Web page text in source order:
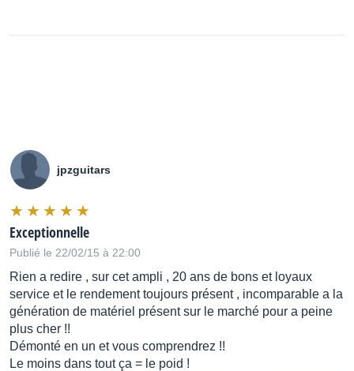
jpzguitars
Exceptionnelle
Publié le 22/02/15 à 22:00
Rien a redire , sur cet ampli , 20 ans de bons et loyaux
service et le rendement toujours présent , incomparable a la
génération de matériel présent sur le marché pour a peine
plus cher !!
Démonté en un et vous comprendrez !!
Le moins dans tout ça = le poid !